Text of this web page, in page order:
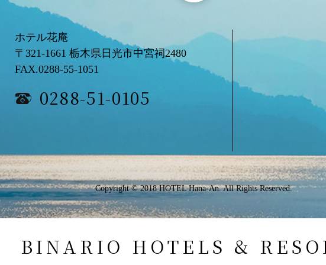
ホテル花庵
〒321-1661 栃木県日光市中宮祠2480
FAX.0288-55-1051
0288-51-0105
Copyright © 2018 HOTEL Hana-An. All Rights Reserved.
BINARIO HOTELS &